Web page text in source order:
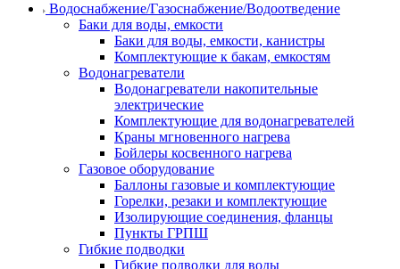
Водоснабжение/Газоснабжение/Водоотведение
Баки для воды, емкости
Баки для воды, емкости, канистры
Комплектующие к бакам, емкостям
Водонагреватели
Водонагреватели накопительные
электрические
Комплектующие для водонагревателей
Краны мгновенного нагрева
Бойлеры косвенного нагрева
Газовое оборудование
Баллоны газовые и комплектующие
Горелки, резаки и комплектующие
Изолирующие соединения, фланцы
Пункты ГРПШ
Гибкие подводки
Гибкие подводки для воды